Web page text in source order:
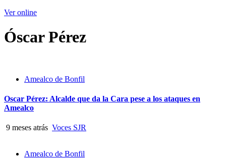
Ver online
Óscar Pérez
Amealco de Bonfil
Oscar Pérez: Alcalde que da la Cara pese a los ataques en
Amealco
9 meses atrás Voces SJR
Amealco de Bonfil